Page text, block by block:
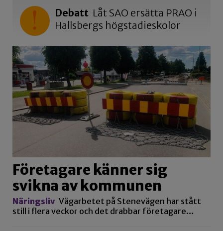
Debatt Låt SAO ersätta PRAO i
Hallsbergs högstadieskolor
Företagare känner sig
svikna av kommunen
Näringsliv Vägarbetet på Stenevägen har stått
still i flera veckor och det drabbar företagare…